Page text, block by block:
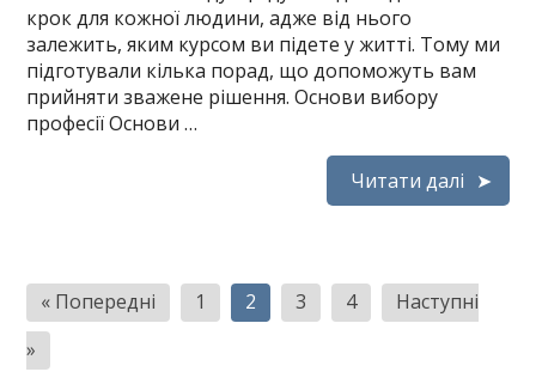
крок для кожної людини, адже від нього
залежить, яким курсом ви підете у житті. Тому ми
підготували кілька порад, що допоможуть вам
прийняти зважене рішення. Основи вибору
професії Основи …
Читати далі
Пагінація
записів
« Попередні 1 2 3 4
Наступні
»